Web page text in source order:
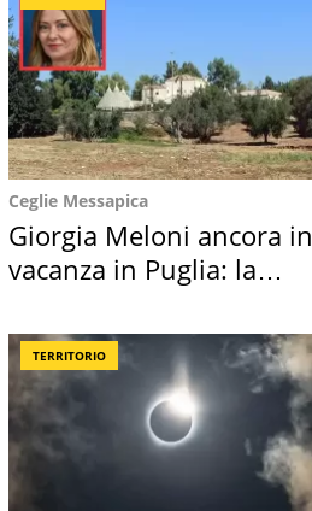
Ceglie Messapica
Giorgia Meloni ancora in
vacanza in Puglia: la
TERRITORIO